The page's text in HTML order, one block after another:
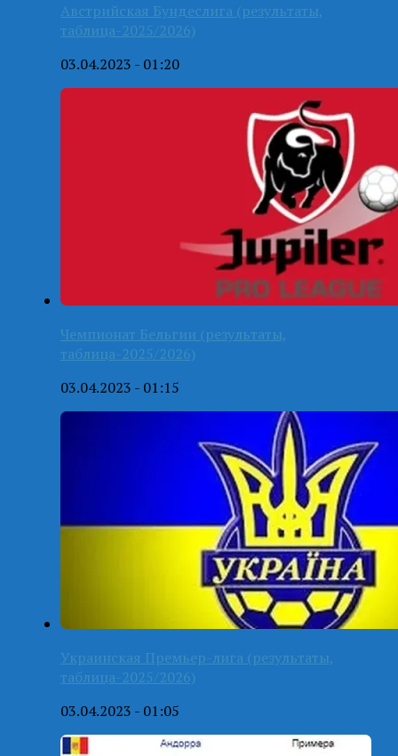
Австрийская Бундеслига (результаты,
таблица-2025/2026)
03.04.2023 - 01:20
Чемпионат Бельгии (результаты,
таблица-2025/2026)
03.04.2023 - 01:15
Украинская Премьер-лига (результаты,
таблица-2025/2026)
03.04.2023 - 01:05